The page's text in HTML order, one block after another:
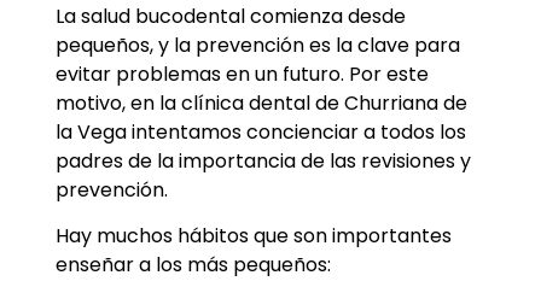
La salud bucodental comienza desde
pequeños, y la prevención es la clave para
evitar problemas en un futuro. Por este
motivo, en la clínica dental de Churriana de
la Vega intentamos concienciar a todos los
padres de la importancia de las revisiones y
prevención.
Hay muchos hábitos que son importantes
enseñar a los más pequeños: